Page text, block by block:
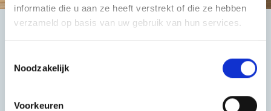
informatie die u aan ze heeft verstrekt of die ze hebben
verzameld op basis van uw gebruik van hun services.
Noodzakelijk
Voorkeuren
5.
Klop de rest van de room op. Voeg toe aan de chocolade en giet het